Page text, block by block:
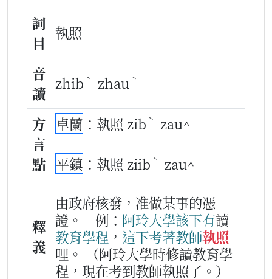
詞
目
執照
音
讀
zhib ˋ zhau ˋ
方
言
點
卓蘭 ：執照 zib ˋ zau^
平鎮 ：執照 ziib ˋ zau^
釋
義
由政府核發，准做某事的憑
證。
例： 阿玲大學該下有讀
教育學程 ， 這下考著教師執照
哩。
（阿玲大學時修讀教育學
程，現在考到教師執照了。）